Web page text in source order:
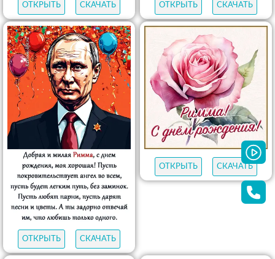
ОТКРЫТЬ СКАЧАТЬ ОТКРЫТЬ СКАЧАТЬ
ОТКРЫТЬ СКАЧАТЬ
ОТКРЫТЬ СКАЧАТЬ